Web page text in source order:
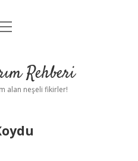
UyarıRehberi
alan neşeli fikirler!